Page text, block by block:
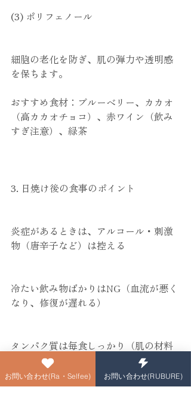
(3) ポリフェノール
細胞の老化を防ぎ、肌の弾力や透明感
を保ちます。
おすすめ食材：ブルーベリー、カカオ
（高カカオチョコ）、赤ワイン（飲み
すぎ注意）、緑茶
3. 日焼け後の食事のポイント
炎症があるときは、アルコール・刺激
物（唐辛子など）は控える
冷たい飲み物ばかりはNG（血流が悪く
なり、修復が遅れる）
タンパク質は毎食しっかり（肌の材料
になる）
お問い合わせ(Ra・Selfee) お問い合わせ(RUBURE)